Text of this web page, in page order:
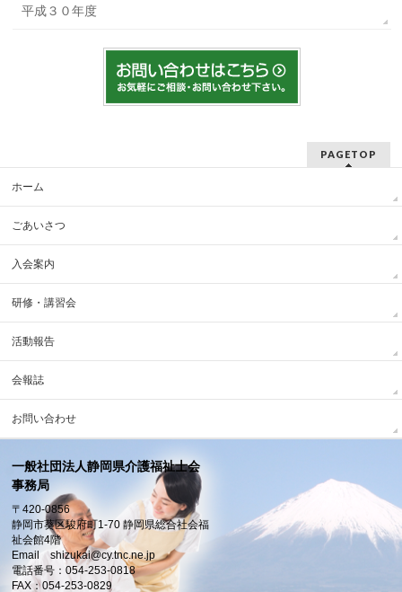
平成３０年度
PAGETOP
ホーム
ごあいさつ
入会案内
研修・講習会
活動報告
会報誌
お問い合わせ
一般社団法人静岡県介護福祉士会
事務局
〒420-0856
静岡市葵区駿府町1-70 静岡県総合社会福
祉会館4階
Email shizukai@cy.tnc.ne.jp
電話番号：054-253-0818
FAX：054-253-0829